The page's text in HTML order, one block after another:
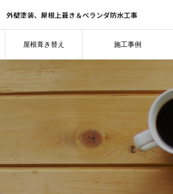
屋根葺き替え
施工事例
外壁、屋根塗装工事
外壁・屋根板金塗装工事
外壁・屋根塗装＆ベランダ防水工事
外壁塗装、屋根上葺き＆ベランダ防水工事